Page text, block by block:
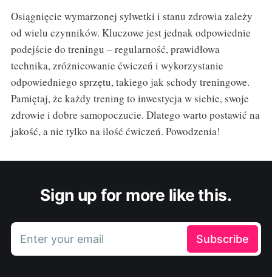
Osiągnięcie wymarzonej sylwetki i stanu zdrowia zależy
od wielu czynników. Kluczowe jest jednak odpowiednie
podejście do treningu – regularność, prawidłowa
technika, zróżnicowanie ćwiczeń i wykorzystanie
odpowiedniego sprzętu, takiego jak schody treningowe.
Pamiętaj, że każdy trening to inwestycja w siebie, swoje
zdrowie i dobre samopoczucie. Dlatego warto postawić na
jakość, a nie tylko na ilość ćwiczeń. Powodzenia!
Sign up for more like this.
Enter your email Subscribe